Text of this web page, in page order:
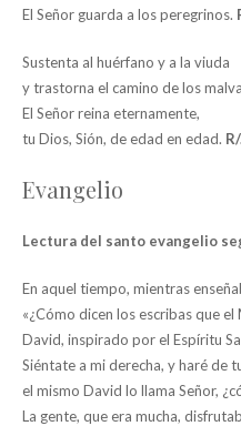
El Señor guarda a los peregrinos.
Sustenta al huérfano y a la viuda
y trastorna el camino de los
El Señor reina eternamente,
tu Dios, Sión, de edad en edad.
Evangelio
Lectura del santo evangelio
En aquel tiempo, mientras
«¿Cómo dicen los escribas que
David, inspirado por el Espíritu
Siéntate a mi derecha, y haré de
el mismo David lo llama Señor,
La gente, que era mucha,